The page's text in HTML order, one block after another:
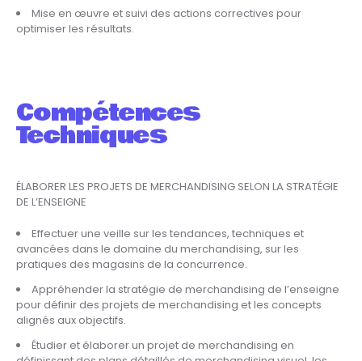
Mise en œuvre et suivi des actions correctives pour
optimiser les résultats.
Compétences
Techniques
ÉLABORER LES PROJETS DE MERCHANDISING SELON LA STRATÉGIE
DE L’ENSEIGNE
Effectuer une veille sur les tendances, techniques et
avancées dans le domaine du merchandising, sur les
pratiques des magasins de la concurrence.
Appréhender la stratégie de merchandising de l’enseigne
pour définir des projets de merchandising et les concepts
alignés aux objectifs.
Étudier et élaborer un projet de merchandising en